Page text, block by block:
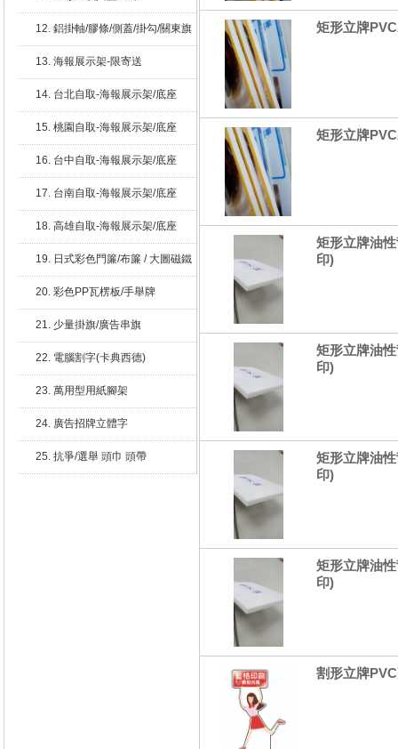
12. 鋁掛軸/膠條/側蓋/掛勾/關東旗
13. 海報展示架-限寄送
14. 台北自取-海報展示架/底座
15. 桃園自取-海報展示架/底座
16. 台中自取-海報展示架/底座
17. 台南自取-海報展示架/底座
18. 高雄自取-海報展示架/底座
19. 日式彩色門簾/布簾 / 大圖磁鐵
20. 彩色PP瓦楞板/手舉牌
21. 少量掛旗/廣告串旗
22. 電腦割字(卡典西德)
23. 萬用型用紙腳架
24. 廣告招牌立體字
25. 抗爭/選舉 頭巾 頭帶
矩形立牌
矩形立牌
矩形立牌油
印)
矩形立牌油
印)
矩形立牌油
印)
矩形立牌油
印)
割形立牌